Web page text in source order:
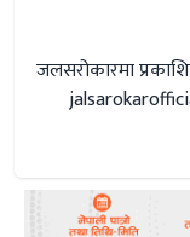
जलसरोकारमा